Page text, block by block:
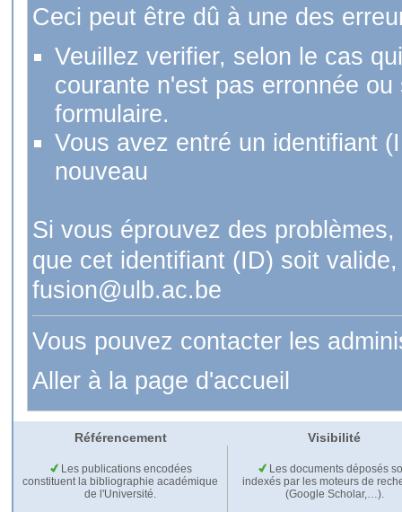
Ceci peut être dû à une des
Veuillez verifier, selon le cas
courante n'est pas erronnée
formulaire.
Vous avez entré un identifiant
nouveau
Si vous éprouvez des
que cet identifiant (ID) soit
fusion@ulb.ac.be
Vous pouvez contacter les
Aller à la page d'accueil
Référencement Visibilité
Les publications encodées
constituent la bibliographie académique
de l'Université.
Les documents déposés
indexés par les moteurs de
(Google Scholar,…).